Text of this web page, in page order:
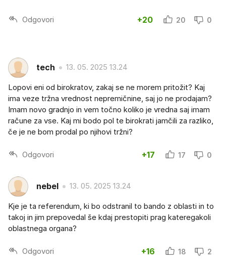
Odgovori +20 20 0
tech 13. 05. 2025 13.24
Lopovi eni od birokratov, zakaj se ne morem pritožit? Kaj
ima veze tržna vrednost nepremičnine, saj jo ne prodajam?
Imam novo gradnjo in vem točno koliko je vredna saj imam
račune za vse. Kaj mi bodo pol te birokrati jamčili za razliko,
če je ne bom prodal po njihovi tržni?
Odgovori +17 17 0
nebel 13. 05. 2025 13.24
Kje je ta referendum, ki bo odstranil to bando z oblasti in to
takoj in jim prepovedal še kdaj prestopiti prag kateregakoli
oblastnega organa?
Odgovori +16 18 2